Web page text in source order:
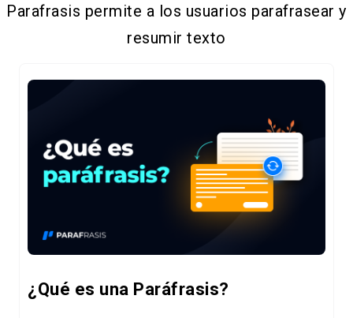
Parafrasis permite a los usuarios parafrasear y
resumir texto
¿Qué es una Paráfrasis?